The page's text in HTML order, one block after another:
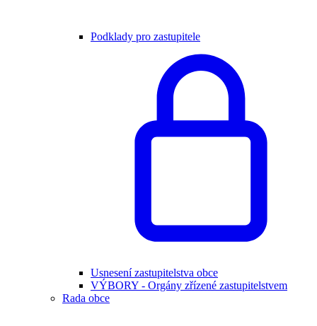
Podklady pro zastupitele
Usnesení zastupitelstva obce
VÝBORY - Orgány zřízené zastupitelstvem
Rada obce